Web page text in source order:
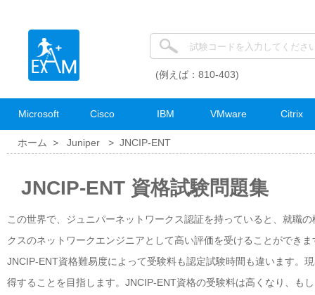
(例えば：810-403)
Microsoft Cisco IBM VMware Citrix
ホーム > Juniper > JNCIP-ENT
JNCIP-ENT 資格試験問題集
この世界で、ジュニパーネットワークス認証を持っていると、就職
クスのネットワークエンジニアとして高い評価を受けることができま
JNCIP-ENT資格難易度によって受験料も認定試験時間も違います。
得することを目指します。JNCIP-ENT資格の受験料は高くなり、も